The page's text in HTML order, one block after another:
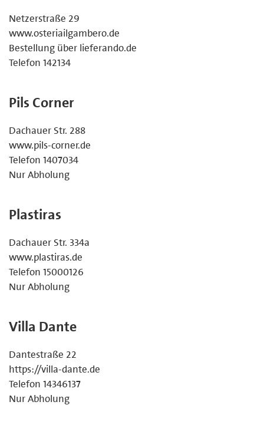
Netzerstraße 29
www.osteriailgambero.de
Bestellung über lieferando.de
Telefon 142134
Pils Corner
Dachauer Str. 288
www.pils-corner.de
Telefon 1407034
Nur Abholung
Plastiras
Dachauer Str. 334a
www.plastiras.de
Telefon 15000126
Nur Abholung
Villa Dante
Dantestraße 22
https://villa-dante.de
Telefon 14346137
Nur Abholung